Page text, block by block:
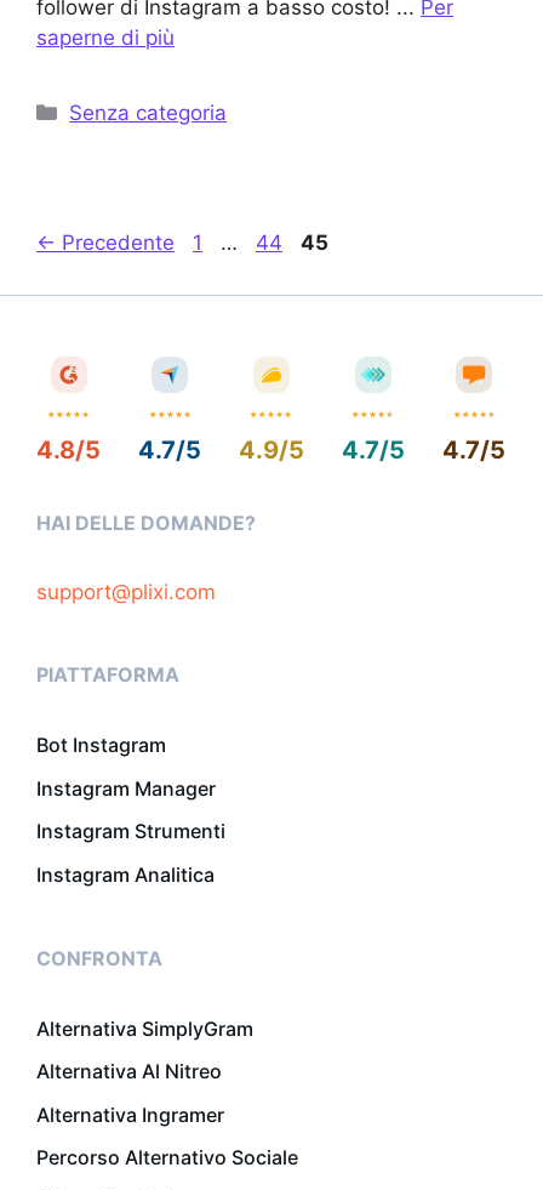
follower di Instagram a basso costo! ... Per
saperne di più
Categorie
Senza categoria
← Precedente Page
1 … Page
44 Page
45
4.8/5 4.7/5 4.9/5 4.7/5 4.7/5
HAI DELLE DOMANDE?
support@plixi.com
PIATTAFORMA
Bot Instagram
Instagram Manager
Instagram Strumenti
Instagram Analitica
CONFRONTA
Alternativa SimplyGram
Alternativa Al Nitreo
Alternativa Ingramer
Percorso Alternativo Sociale